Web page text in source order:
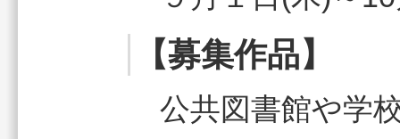
【募集作品】
公共図書館や学